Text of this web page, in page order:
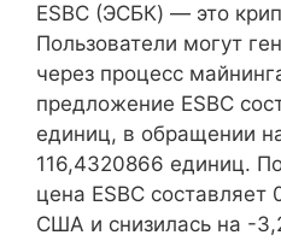
ESBC (ЭСБК) — это
Пользователи могут
через процесс
предложение ESBC
единиц, в обращении
116,4320866 единиц.
цена ESBC
США и снизилась на -